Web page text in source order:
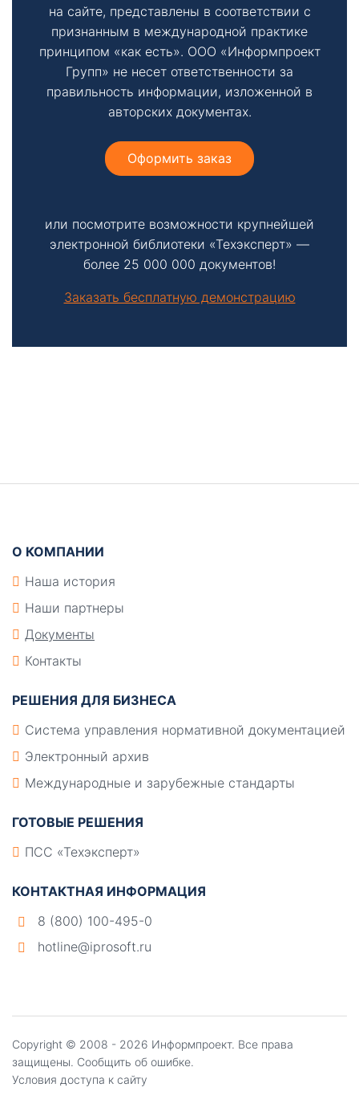
на сайте, представлены в соответствии с
признанным в международной практике
принципом «как есть». ООО «Информпроект
Групп» не несет ответственности за
правильность информации, изложенной в
авторских документах.
Оформить заказ
или посмотрите возможности крупнейшей
электронной библиотеки «Техэксперт» —
более 25 000 000 документов!
Заказать бесплатную демонстрацию
О КОМПАНИИ
Наша история
Наши партнеры
Документы
Контакты
РЕШЕНИЯ ДЛЯ БИЗНЕСА
Система управления нормативной документацией
Электронный архив
Международные и зарубежные стандарты
ГОТОВЫЕ РЕШЕНИЯ
ПСС «Техэксперт»
КОНТАКТНАЯ ИНФОРМАЦИЯ
8 (800) 100-495-0
hotline@iprosoft.ru
Copyright © 2008 - 2026 Информпроект. Все права
защищены. Сообщить об ошибке.
Условия доступа к сайту